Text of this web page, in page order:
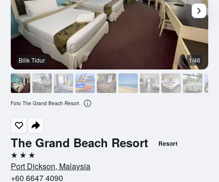
The Grand Beach Resort Resort
3 bintang
Port Dickson, Malaysia
+60 6647 4090
Bilik Tidur 1/46
Foto The Grand Beach Resort